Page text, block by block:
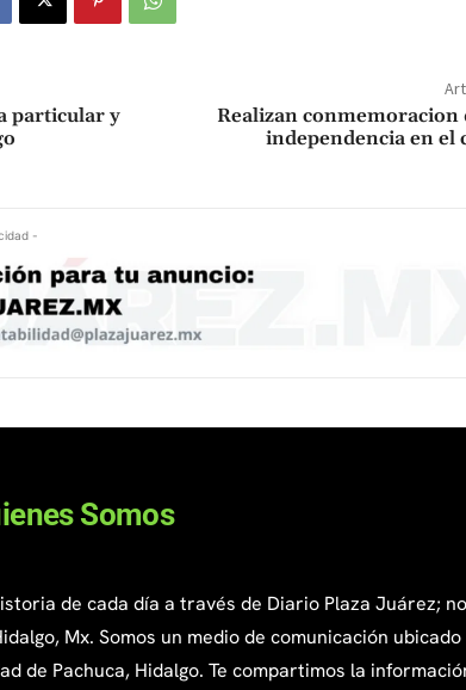
particular y
Realizan conmemoracion
independencia en el
-
Somos
de cada día a través de Diario Plaza Juárez;
Mx. Somos un medio de comunicación ubicado
de Pachuca, Hidalgo. Te compartimos la